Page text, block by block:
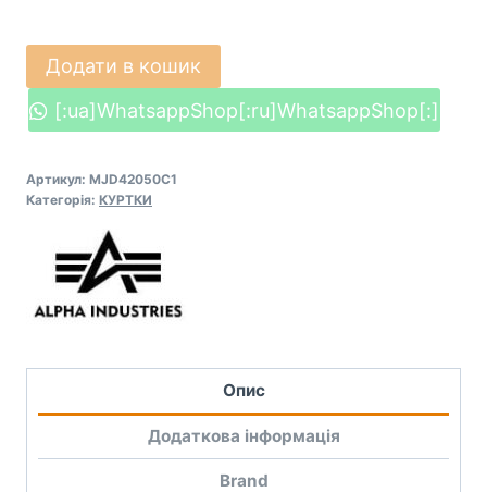
Куртка
пілот
бомбер
Industries
DEFLECTOR
кількість
Додати в кошик
[:ua]WhatsappShop[:ru]WhatsappShop[:]
Артикул: MJD42050C1
Категорія: КУРТКИ
Опис
Додаткова інформація
Brand